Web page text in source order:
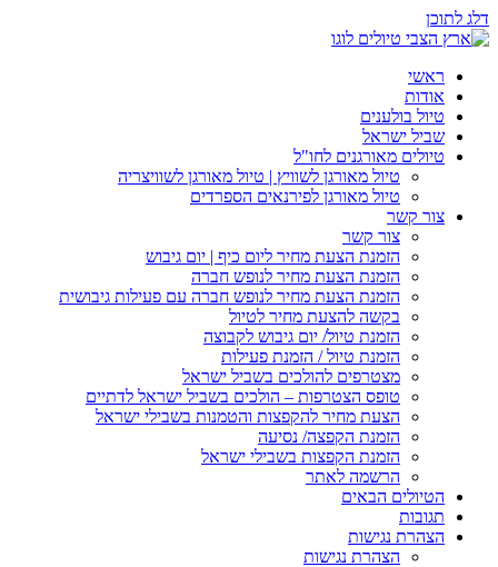
דלג לתוכן
ראשי
אודות
טיול בולענים
שביל ישראל
טיולים מאורגנים לחו"ל
טיול מאורגן לשוויץ | טיול מאורגן לשוויצריה
טיול מאורגן לפירנאים הספרדים
צור קשר
צור קשר
הזמנת הצעת מחיר ליום כיף | יום גיבוש
הזמנת הצעת מחיר לנופש חברה
הזמנת הצעת מחיר לנופש חברה עם פעילות גיבושית
בקשה להצעת מחיר לטיול
הזמנת טיול/ יום גיבוש לקבוצה
הזמנת טיול / הזמנת פעילות
מצטרפים להולכים בשביל ישראל
טופס הצטרפות – הולכים בשביל ישראל לדתיים
הצעת מחיר להקפצות והטמנות בשבילי ישראל
הזמנת הקפצה/ נסיעה
הזמנת הקפצות בשבילי ישראל
הרשמה לאתר
הטיולים הבאים
תגובות
הצהרת נגישות
הצהרת נגישות